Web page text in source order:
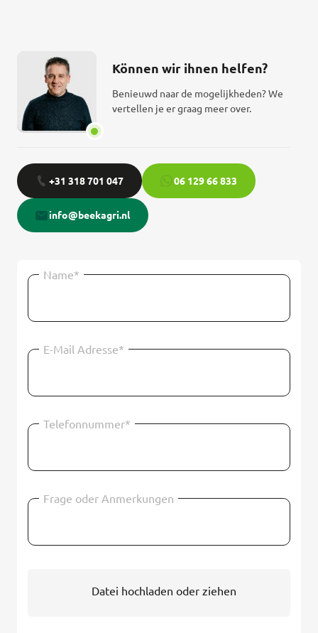
Können wir ihnen helfen?
Benieuwd naar de mogelijkheden? We
vertellen je er graag meer over.
+31 318 701 047 06 129 66 833
info@beekagri.nl
Name*
E-Mail Adresse*
Telefonnummer*
Frage oder Anmerkungen
Datei hochladen oder ziehen